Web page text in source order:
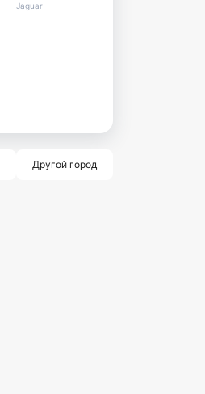
Jaguar
Другой город